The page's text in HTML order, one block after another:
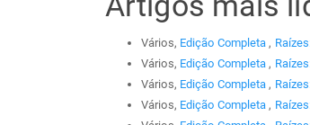
Vários, Edição Completa,
Vários, Edição Completa,
Vários, Edição Completa,
Vários, Edição Completa,